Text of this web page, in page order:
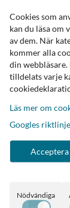
Cookies som
kan du läsa om
av dem. När
kommer alla
din webbläsare.
tilldelats varje
Läs mer om
Googles
Nödvändiga